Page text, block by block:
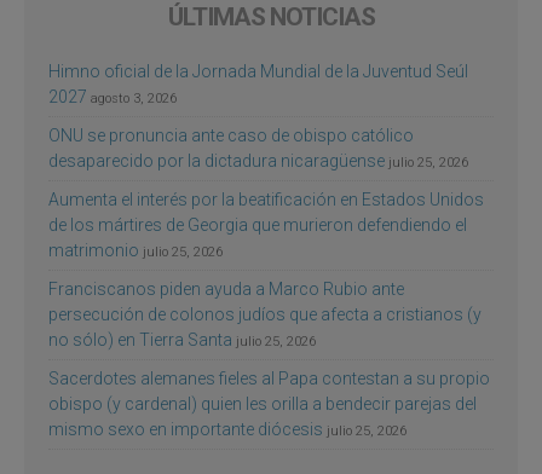
ÚLTIMAS NOTICIAS
Himno oficial de la Jornada Mundial de la Juventud Seúl
2027 agosto 3, 2026
ONU se pronuncia ante caso de obispo católico
desaparecido por la dictadura nicaragüense julio 25, 2026
Aumenta el interés por la beatificación en Estados Unidos
de los mártires de Georgia que murieron defendiendo el
matrimonio julio 25, 2026
Franciscanos piden ayuda a Marco Rubio ante
persecución de colonos judíos que afecta a cristianos (y
no sólo) en Tierra Santa julio 25, 2026
Sacerdotes alemanes fieles al Papa contestan a su propio
obispo (y cardenal) quien les orilla a bendecir parejas del
mismo sexo en importante diócesis julio 25, 2026